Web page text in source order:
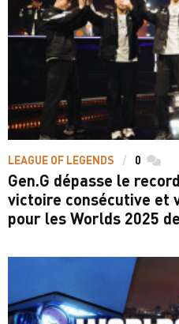
LEAGUE OF LEGENDS 0
Gen.G dépasse le
victoire consécutive et
pour les Worlds 2025